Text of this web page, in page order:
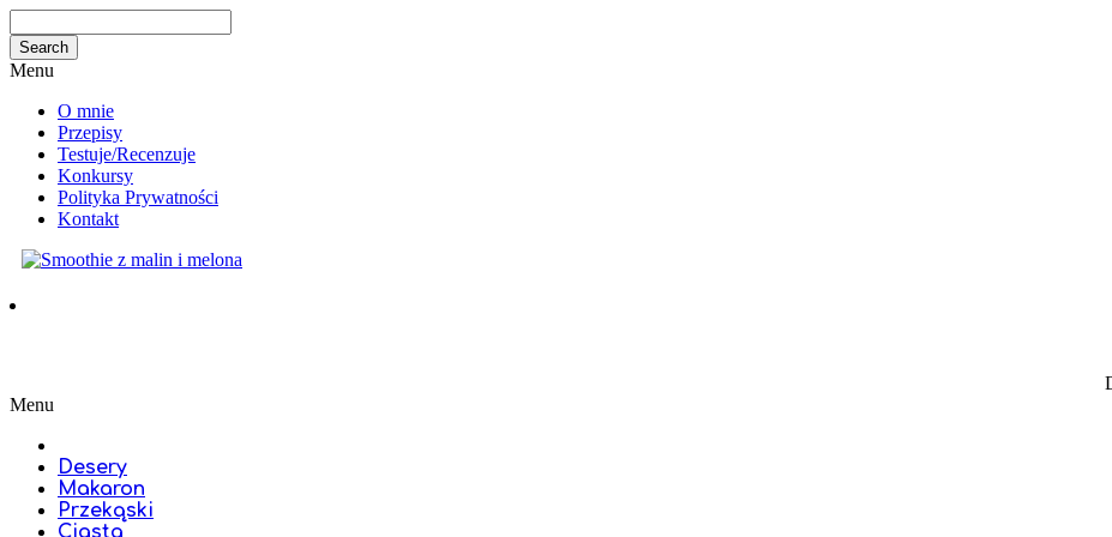
Menu
O mnie
Przepisy
Testuje/Recenzuje
Konkursy
Polityka Prywatności
Kontakt
Menu
Desery
Makaron
Przekąski
Ciasta